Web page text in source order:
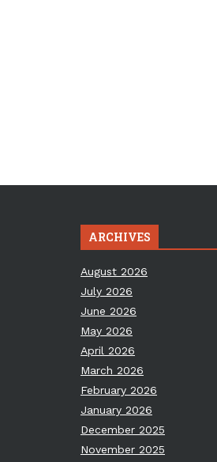
ARCHIVES
August 2026
July 2026
June 2026
May 2026
April 2026
March 2026
February 2026
January 2026
December 2025
November 2025